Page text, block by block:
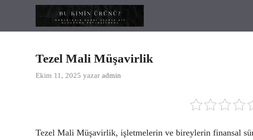
Tezel Mali Müşavirlik
Ekim 11, 2025 yazar admin
Tezel Mali Müşavirlik, işletmelerin ve bireylerin finansal